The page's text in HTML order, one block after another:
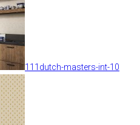
111dutch-masters-int-10